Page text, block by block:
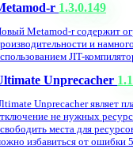
r 1.3.0.149
Metamod-r содержит
и
JIT-
Unprecacher 1.1
Unprecacher являет
не нужных
места для
избавиться от ошибки